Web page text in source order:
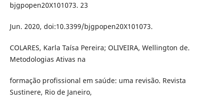
bjgpopen20X101073. 23
Jun. 2020, doi:10.3399/bjgpopen20X101073.
COLARES, Karla Taísa Pereira; OLIVEIRA, Wellington de.
Metodologias Ativas na
formação profissional em saúde: uma revisão. Revista
Sustinere, Rio de Janeiro,